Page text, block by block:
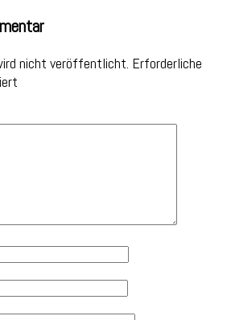
nicht veröffentlicht. Erforderliche